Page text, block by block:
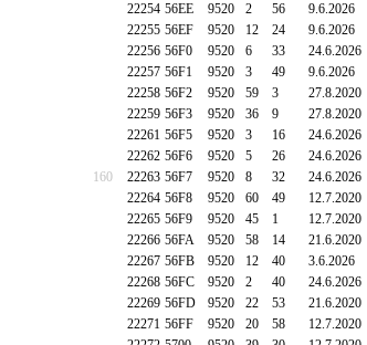
22254 56EE 9520 2 56 9.6.2026
22255 56EF 9520 12 24 9.6.2026
22256 56F0 9520 6 33 24.6.2026
22257 56F1 9520 3 49 9.6.2026
22258 56F2 9520 59 3 27.8.2020
22259 56F3 9520 36 9 27.8.2020
22261 56F5 9520 3 16 24.6.2026
22262 56F6 9520 5 26 24.6.2026
160
22263 56F7 9520 8 32 24.6.2026
22264 56F8 9520 60 49 12.7.2020
22265 56F9 9520 45 1 12.7.2020
22266 56FA 9520 58 14 21.6.2020
22267 56FB 9520 12 40 3.6.2026
22268 56FC 9520 2 40 24.6.2026
22269 56FD 9520 22 53 21.6.2020
22271 56FF 9520 20 58 12.7.2020